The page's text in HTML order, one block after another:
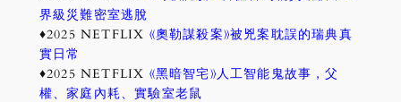
界級災難密室逃脫
♦2025 NETFLIX 《奧勒謀殺案》被兇案耽誤的瑞典真
實日常
♦2025 NETFLIX 《黑暗智宅》人工智能鬼故事，父
權、家庭內耗、實驗室老鼠